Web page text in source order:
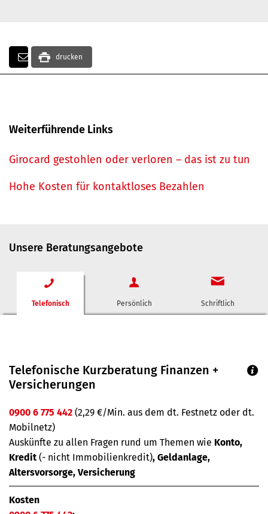
drucken
Weiterführende Links
Girocard gestohlen oder verloren – das ist zu tun
Hohe Kosten für kontaktloses Bezahlen
Unsere Beratungsangebote
Telefonisch Persönlich Schriftlich
Telefonische Kurzberatung Finanzen +
Versicherungen
0900 6 775 442 (2,29 €/Min. aus dem dt. Festnetz oder dt.
Mobilnetz)
Auskünfte zu allen Fragen rund um Themen wie Konto,
Kredit(- nicht Immobilienkredit), Geldanlage,
Altersvorsorge, Versicherung
Kosten